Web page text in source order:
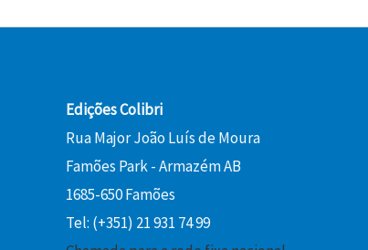
Edições Colibri
Rua Major João Luís de Moura
Famões Park - Armazém AB
1685-650 Famões
Tel: (+351) 21 931 74 99